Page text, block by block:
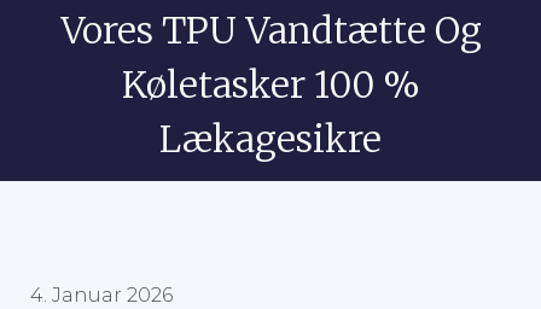
Vores TPU Vandtætte Og
Køletasker 100 %
Lækagesikre
4. Januar 2026